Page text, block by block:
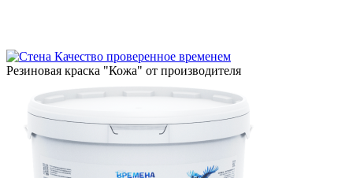
Качество проверенное временем
Резиновая краска "Кожа" от производителя